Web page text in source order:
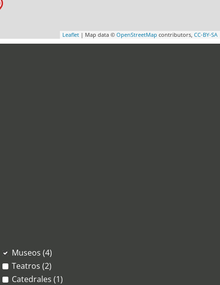
Leaflet | Map data © OpenStreetMap contributors, CC-BY-SA
Museos (4)
Teatros (2)
Catedrales (1)